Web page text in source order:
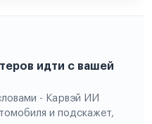
идти с вашей
- Карвэй ИИ
и подскажет,